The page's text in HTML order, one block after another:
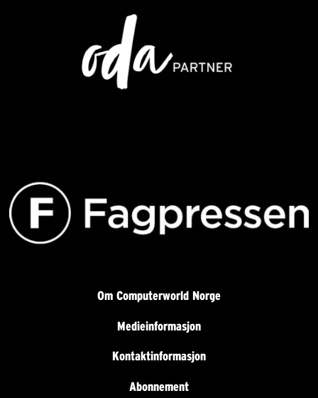
Om Computerworld Norge
Medieinformasjon
Kontaktinformasjon
Abonnement